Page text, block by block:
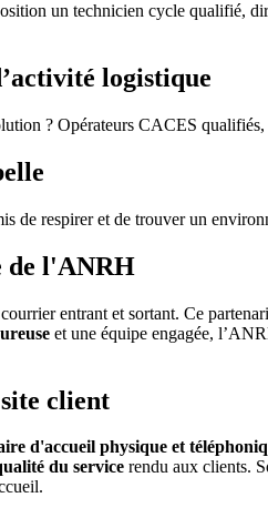
un technicien cycle qualifié,
logistique
? Opérateurs CACES
de respirer et de trouver un
de l'ANRH
entrant et sortant. Ce
et une équipe engagée,
client
d'accueil physique et
du service rendu aux clients.